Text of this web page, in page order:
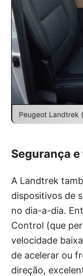
Peugeot Landtrek
Segurança
A Landtrek
dispositivos de
no dia-a-dia.
Control (que
velocidade
de acelerar ou
direção,